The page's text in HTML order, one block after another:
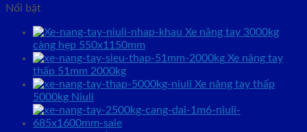
Nổi bật
Xe nâng tay 3000kg
càng hẹp 550x1150mm
Xe nâng tay
thấp 51mm 2000kg
Xe nâng tay thấp
5000kg Niuli